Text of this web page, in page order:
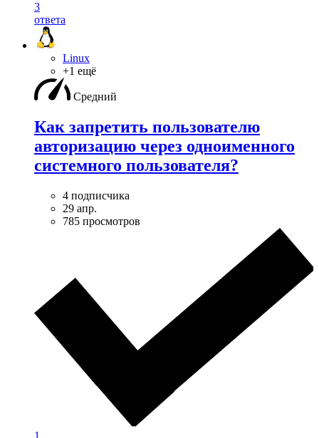
3
ответа
Linux
+1 ещё
Средний
Как запретить пользователю
авторизацию через одноименного
системного пользователя?
4 подписчика
29 апр.
785 просмотров
1